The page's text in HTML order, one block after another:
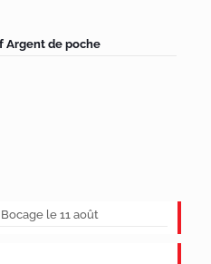
Argent de poche
le 11 août